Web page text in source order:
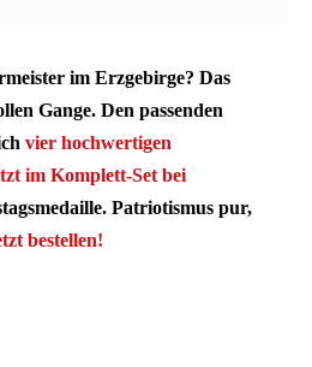
im Erzgebirge? Das
Gange. Den passenden
vier hochwertigen
im Komplett-Set bei
Patriotismus pur,
bestellen!